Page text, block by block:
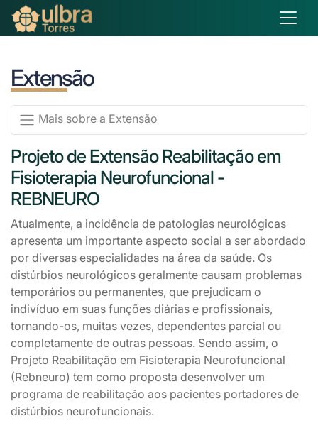
Extensão
Mais sobre a Extensão
Projeto de Extensão Reabilitação em
Fisioterapia Neurofuncional -
REBNEURO
Atualmente, a incidência de patologias neurológicas
apresenta um importante aspecto social a ser abordado
por diversas especialidades na área da saúde. Os
distúrbios neurológicos geralmente causam problemas
temporários ou permanentes, que prejudicam o
indivíduo em suas funções diárias e profissionais,
tornando-os, muitas vezes, dependentes parcial ou
completamente de outras pessoas. Sendo assim, o
Projeto Reabilitação em Fisioterapia Neurofuncional
(Rebneuro) tem como proposta desenvolver um
programa de reabilitação aos pacientes portadores de
distúrbios neurofuncionais.